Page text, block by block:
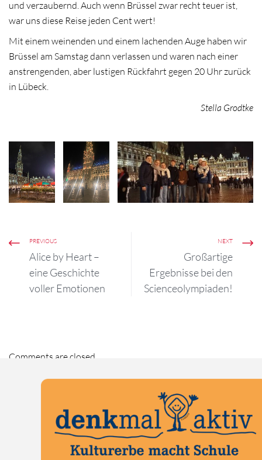
und verzaubernd. Auch wenn Brüssel zwar recht teuer ist,
war uns diese Reise jeden Cent wert!
Mit einem weinenden und einem lachenden Auge haben wir
Brüssel am Samstag dann verlassen und waren nach einer
anstrengenden, aber lustigen Rückfahrt gegen 20 Uhr zurück
in Lübeck.
Stella Grodtke
PREVIOUS
Alice by Heart –
eine Geschichte
voller Emotionen
NEXT
Großartige
Ergebnisse bei den
Scienceolympiaden!
Comments are closed.